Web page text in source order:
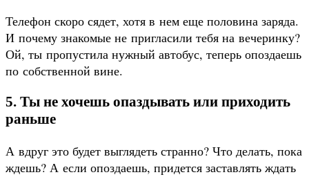
Телефон скоро сядет, хотя в нем еще половина заряда.
И почему знакомые не пригласили тебя на вечеринку?
Ой, ты пропустила нужный автобус, теперь опоздаешь
по собственной вине.
5. Ты не хочешь опаздывать или приходить
раньше
А вдруг это будет выглядеть странно? Что делать, пока
ждешь? А если опоздаешь, придется заставлять ждать